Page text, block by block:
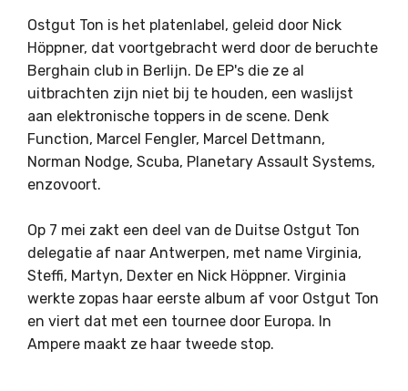
Ostgut Ton is het platenlabel, geleid door Nick
Höppner, dat voortgebracht werd door de beruchte
Berghain club in Berlijn. De EP's die ze al
uitbrachten zijn niet bij te houden, een waslijst
aan elektronische toppers in de scene. Denk
Function, Marcel Fengler, Marcel Dettmann,
Norman Nodge, Scuba, Planetary Assault Systems,
enzovoort.
Op 7 mei zakt een deel van de Duitse Ostgut Ton
delegatie af naar Antwerpen, met name Virginia,
Steffi, Martyn, Dexter en Nick Höppner. Virginia
werkte zopas haar eerste album af voor Ostgut Ton
en viert dat met een tournee door Europa. In
Ampere maakt ze haar tweede stop.